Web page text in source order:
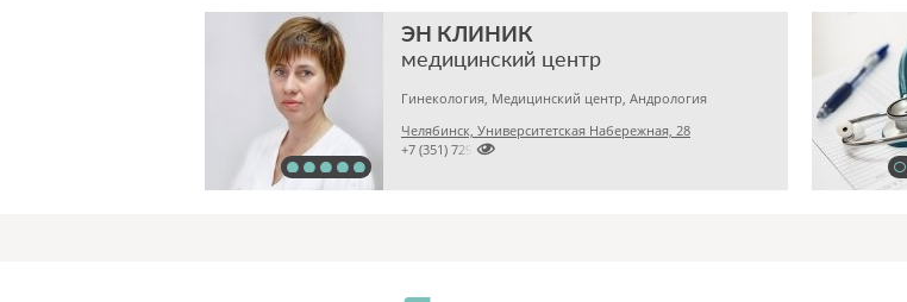
ЭН КЛИНИК
медицинский центр
Гинекология, Медицинский центр, Андрология
Челябинск, Университетская Набережная, 28

+7 (351) 7299500